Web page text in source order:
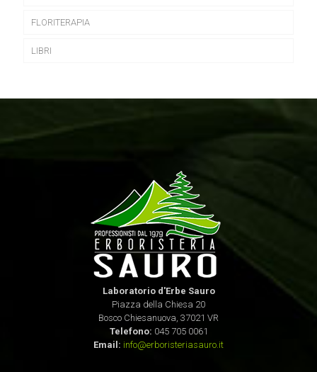
FLORITERAPIA
LIBRI
Laboratorio d'Erbe Sauro
Piazza della Chiesa 20
Bosco Chiesanuova, 37021 VR
Telefono: 045 705 0061
Email: info@erboristeriasauro.it